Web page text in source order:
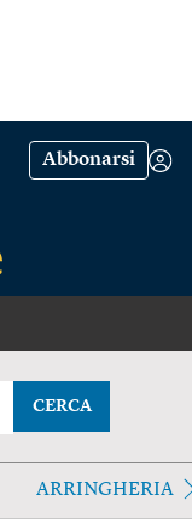
Abbonarsi
CERCA
ARRINGHERIA